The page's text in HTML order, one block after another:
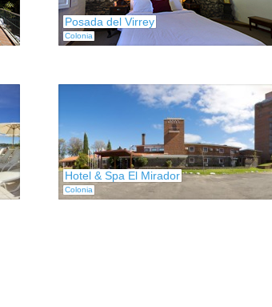
Posada del Virrey
Colonia
Hotel & Spa El Mirador
Colonia